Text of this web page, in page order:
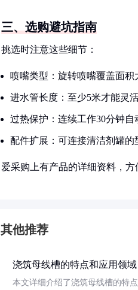
三、选购避坑指南
挑选时注意这些细节：
喷嘴类型：旋转喷嘴覆盖面
进水管长度：至少5米才能灵
过热保护：连续工作30分钟自
配件扩展：可连接清洁剂罐的
爱采购上有产品的详细资料，
其他推荐
浇筑母线槽的特点和应用领域
本文详细介绍了浇筑母线槽的特